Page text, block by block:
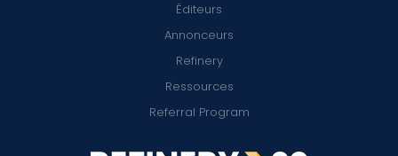
Éditeurs
Annonceurs
Refinery
Ressources
Referral Program